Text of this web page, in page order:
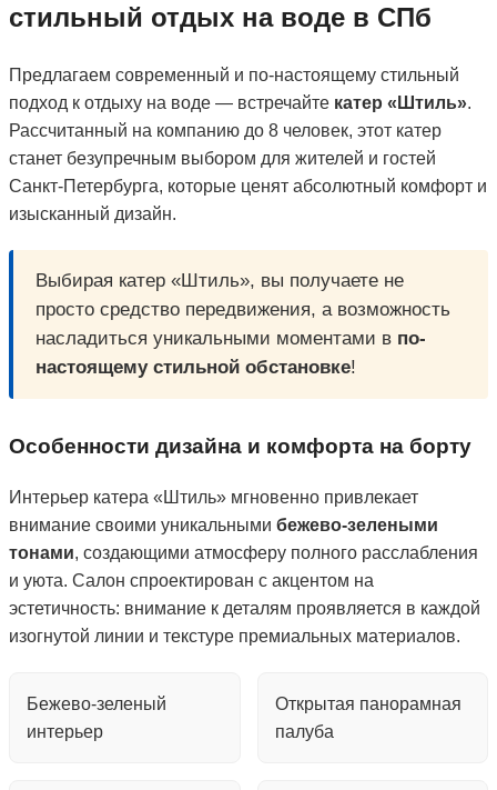
стильный отдых на воде в СПб
Предлагаем современный и по-настоящему стильный
подход к отдыху на воде — встречайте катер «Штиль».
Рассчитанный на компанию до 8 человек, этот катер
станет безупречным выбором для жителей и гостей
Санкт-Петербурга, которые ценят абсолютный комфорт и
изысканный дизайн.
Выбирая катер «Штиль», вы получаете не
просто средство передвижения, а возможность
насладиться уникальными моментами в по-
настоящему стильной обстановке!
Особенности дизайна и комфорта на борту
Интерьер катера «Штиль» мгновенно привлекает
внимание своими уникальными бежево-зелеными
тонами, создающими атмосферу полного расслабления
и уюта. Салон спроектирован с акцентом на
эстетичность: внимание к деталям проявляется в каждой
изогнутой линии и текстуре премиальных материалов.
Бежево-зеленый
интерьер
Открытая панорамная
палуба